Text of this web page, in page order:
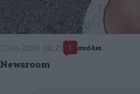
12·06·2026 08:23 1 σχόλια
Newsroom